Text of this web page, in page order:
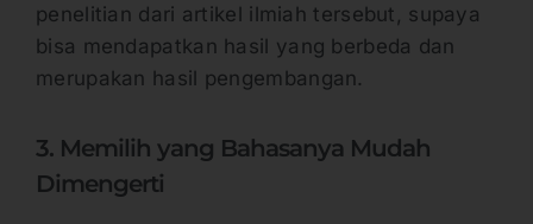
penelitian dari artikel ilmiah tersebut, supaya
bisa mendapatkan hasil yang berbeda dan
merupakan hasil pengembangan.
3. Memilih yang Bahasanya Mudah
Dimengerti